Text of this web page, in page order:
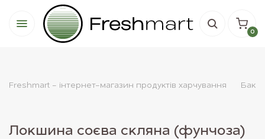
0
Freshmart - інтернет-магазин продуктів харчування
Локшина соєва скляна (фунчоза)